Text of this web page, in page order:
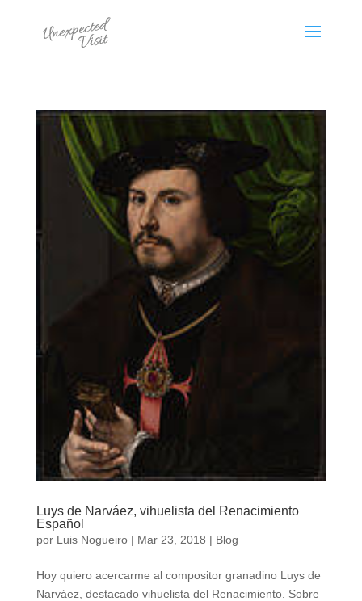
Luys de Narváez, vihuelista del Renacimiento
Español
por Luis Nogueiro| Mar 23, 2018 | Blog
Hoy quiero acercarme al compositor granadino Luys de
Narváez, destacado vihuelista del Renacimiento. Sobre